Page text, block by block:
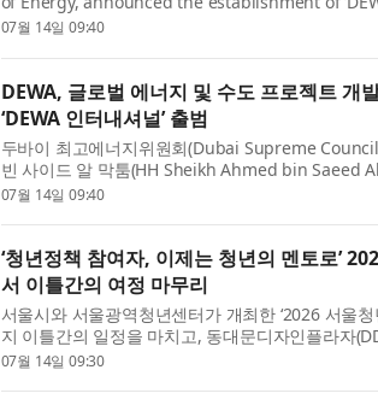
independent subsidiary of Dubai Electricity and
07월 14일 09:40
DEWA, 글로벌 에너지 및 수도 프로젝트 개
‘DEWA 인터내셔널’ 출범
두바이 최고에너지위원회(Dubai Supreme
빈 사이드 알 막툼(HH Sheikh Ahmed bin Saeed
(Dubai Electricity and Water Authority, DEWA)의
07월 14일 09:40
‘청년정책 참여자, 이제는 청년의 멘토로’
서 이틀간의 여정 마무리
서울시와 서울광역청년센터가 개최한 ‘2026 서울
지 이틀간의 일정을 마치고, 동대문디자인플라자
3000여 명이 참여하며 성황리에 마무리됐다. 이번
07월 14일 09:30